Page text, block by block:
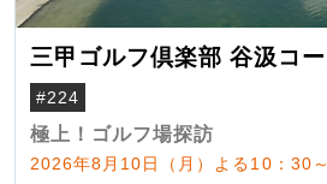
三甲ゴルフ倶楽部 谷汲コ
#224
極上！ゴルフ場探訪
2026年8月10日（月）よる10：30